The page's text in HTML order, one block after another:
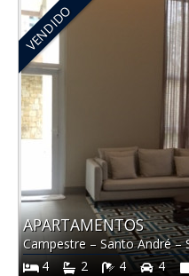
VENDIDO
APARTAMENTOS
Campestre – Santo André–
4
2 4 4